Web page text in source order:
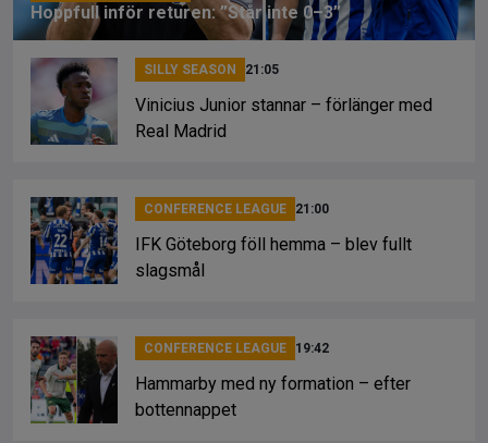
Hoppfull inför returen: ”Står inte 0–3”
SILLY SEASON 21:05
Vinicius Junior stannar – förlänger med
Real Madrid
CONFERENCE LEAGUE 21:00
IFK Göteborg föll hemma – blev fullt
slagsmål
CONFERENCE LEAGUE 19:42
Hammarby med ny formation – efter
bottennappet